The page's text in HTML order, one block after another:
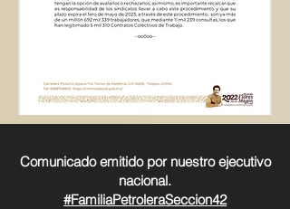
Comunicado emitido por nuestro ejecutivo
nacional.
#FamiliaPetroleraSeccion42